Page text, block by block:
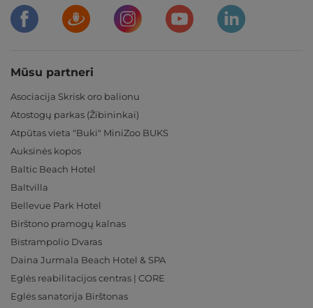
Mūsu partneri
Asociacija Skrisk oro balionu
Atostogų parkas (Žibininkai)
Atpūtas vieta "Buki" MiniZoo BUKS
Auksinės kopos
Baltic Beach Hotel
Baltvilla
Bellevue Park Hotel
Birštono pramogų kalnas
Bistrampolio Dvaras
Daina Jurmala Beach Hotel & SPA
Eglės reabilitacijos centras | CORE
Eglės sanatorija Birštonas